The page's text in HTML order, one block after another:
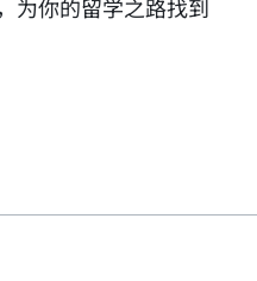
为你的留学之路找到